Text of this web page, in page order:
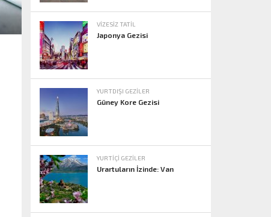
VIZESIZ TATIL
Japonya Gezisi
YURTDIŞI GEZILER
Güney Kore Gezisi
YURTIÇI GEZILER
Urartuların İzinde: Van